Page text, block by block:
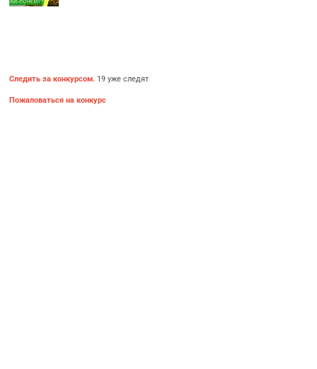
Следить за конкурсом. 19 уже следят
Пожаловаться на конкурс